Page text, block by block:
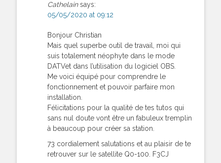
Cathelain says:
05/05/2020 at 09:12
Bonjour Christian
Mais quel superbe outil de travail, moi qui
suis totalement néophyte dans le mode
DATVet dans l’utilisation du logiciel OBS.
Me voici équipé pour comprendre le
fonctionnement et pouvoir parfaire mon
installation.
Félicitations pour la qualité de tes tutos qui
sans nul doute vont être un fabuleux tremplin
à beaucoup pour créer sa station.
73 cordialement salutations et au plaisir de te
retrouver sur le satellite Q0-100. F3CJ